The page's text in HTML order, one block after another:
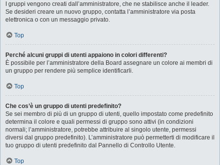
I gruppi vengono creati dall’amministratore, che ne stabilisce anche il leader.
Se desideri creare un nuovo gruppo, contatta l’amministratore via posta
elettronica o con un messaggio privato.
Top
Perché alcuni gruppi di utenti appaiono in colori differenti?
È possibile per l’amministratore della Board assegnare un colore ai membri di
un gruppo per rendere più semplice identificarli.
Top
Che cos’è un gruppo di utenti predefinito?
Se sei membro di più di un gruppo di utenti, quello impostato come predefinito
determina il colore e quali permessi di gruppo sono attivi (in condizioni
normali; l’amministratore, potrebbe attribuire al singolo utente, permessi
diversi dal gruppo predefinito). L’amministratore può permetterti di modificare il
tuo gruppo di utenti predefinito dal Pannello di Controllo Utente.
Top